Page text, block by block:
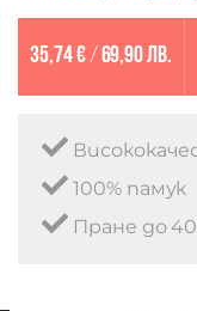
35,74 €/ 69,90 лв.
100% памук
Пране до